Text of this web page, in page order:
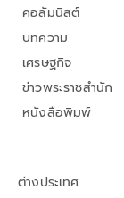
คอลัมนิสต์
บทความ
เศรษฐกิจ
ข่าวพระราชสำนัก
หนังสือพิมพ์
ต่างประเทศ